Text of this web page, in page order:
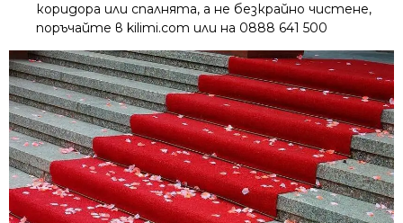
коридора или спалнята, а не безкрайно чистене,
поръчайте в kilimi.com или на 0888 641 500